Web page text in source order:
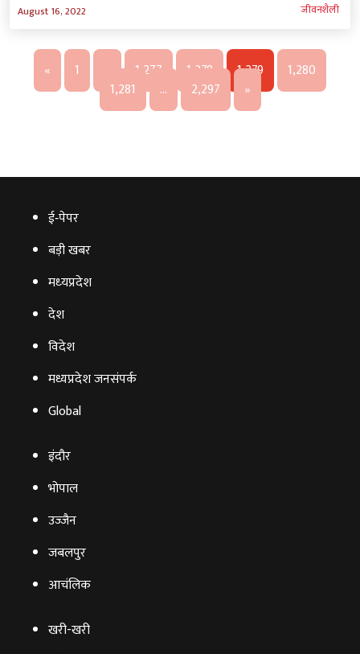
August 16, 2022 जीवनशैली
« 1 1,277 1,278 1,279
1,280
1,281
… 2,297 »
ई‑पेपर
बड़ी खबर
मध्‍यप्रदेश
देश
विदेश
मध्यप्रदेश जनसंपर्क
Global
इंदौर
भोपाल
उज्‍जैन
जबलपुर
आचंलिक
खरी-खरी